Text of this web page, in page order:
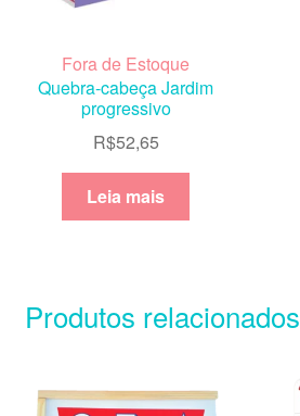
Fora de Estoque
Quebra-cabeça Jardim
progressivo
R$52,65
Leia mais
Produtos relacionados